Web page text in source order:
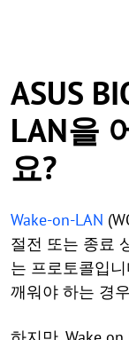
ASUS
LAN을
요?
Wake-on-LAN
절전 또는 종료
는 프로토콜입
깨워야 하는 경